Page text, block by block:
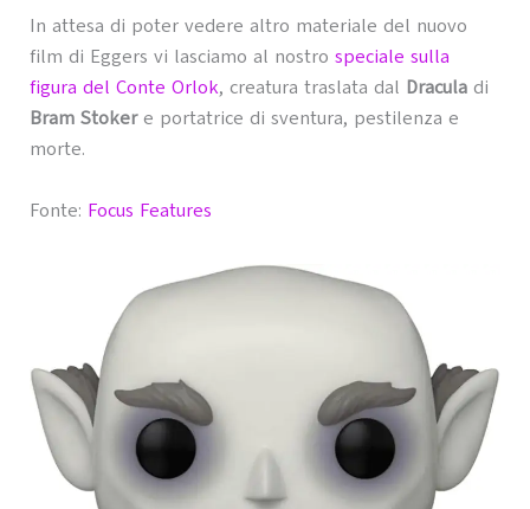
In attesa di poter vedere altro materiale del nuovo
film di Eggers vi lasciamo al nostro speciale sulla
figura del Conte Orlok, creatura traslata dal Draculadi
Bram Stokere portatrice di sventura, pestilenza e
morte.
Fonte: Focus Features